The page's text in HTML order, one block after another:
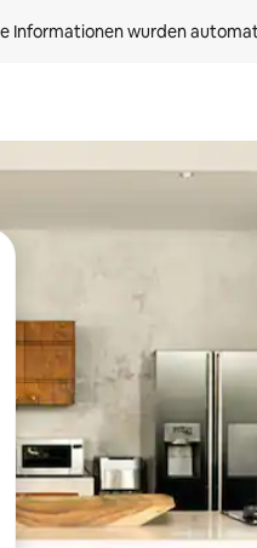
Informationen wurden
nach oben und unten